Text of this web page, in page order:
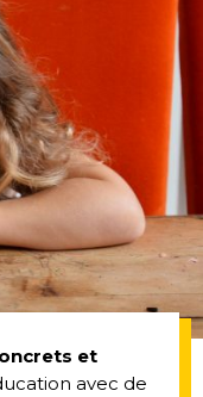
et
avec de